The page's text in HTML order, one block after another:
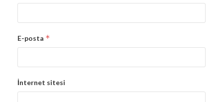
E-posta *
İnternet sitesi